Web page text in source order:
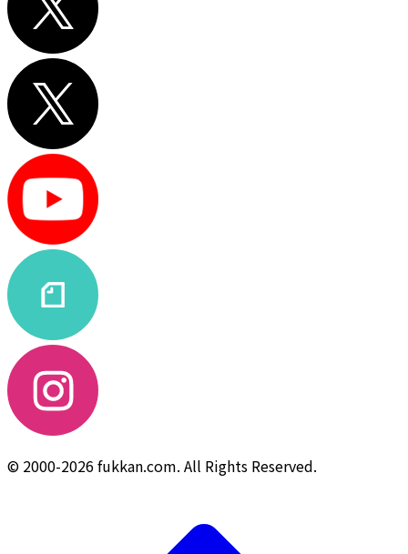
© 2000-2026 fukkan.com. All Rights Reserved.